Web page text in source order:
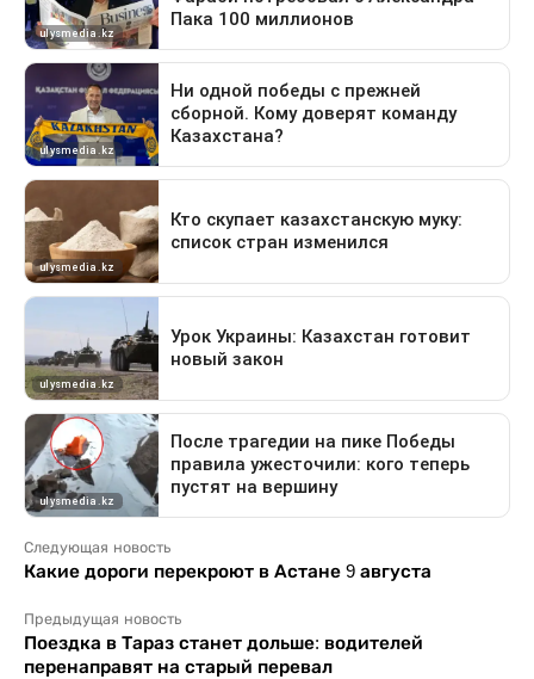
Следующая новость
Какие дороги перекроют в Астане 9 августа
Предыдущая новость
Поездка в Тараз станет дольше: водителей
перенаправят на старый перевал